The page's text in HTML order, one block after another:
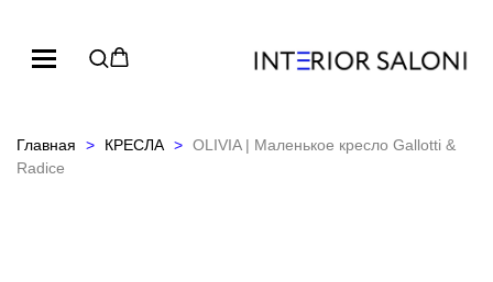
Главная КРЕСЛА
OLIVIA | Маленькое кресло Gallotti &
Radice